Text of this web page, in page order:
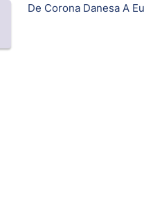
De Corona Danesa A